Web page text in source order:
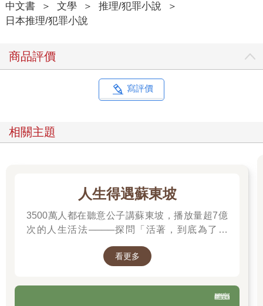
中文書 ＞ 文學 ＞ 推理/犯罪小說
＞
日本推理/犯罪小說
商品評價
寫評價
相關主題
人生得遇蘇東坡
3500萬人都在聽意公子講蘇東坡，播放量超7億
次的人生活法────探問「活著，到底為了什
看更多